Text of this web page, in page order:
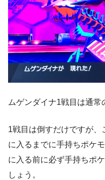
ムゲンダイナ1戦目は通常
1戦目は倒すだけですが
に入るまでに手持ちポケ
に入る前に必ず手持ちポ
しょう。